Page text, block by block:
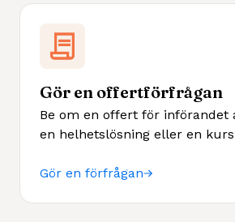
Gör en offertförfrågan
Be om en offert för införandet
en helhetslösning eller en
Gör en förfrågan